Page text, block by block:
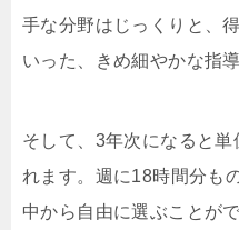
手な分野はじっくりと、
いった、きめ細やかな指
そして、3年次になると
れます。週に18時間分も
中から自由に選ぶことが